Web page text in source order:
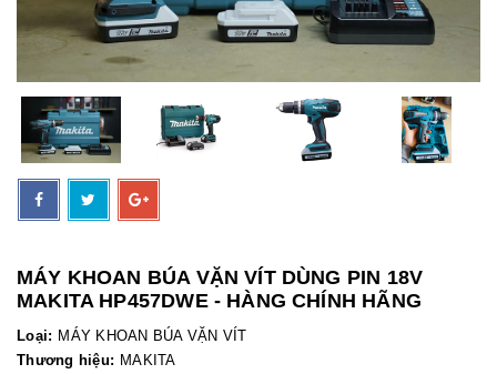
MÁY KHOAN BÚA VẶN VÍT DÙNG PIN 18V
MAKITA HP457DWE - HÀNG CHÍNH HÃNG
Loại: MÁY KHOAN BÚA VẶN VÍT
Thương hiệu: MAKITA